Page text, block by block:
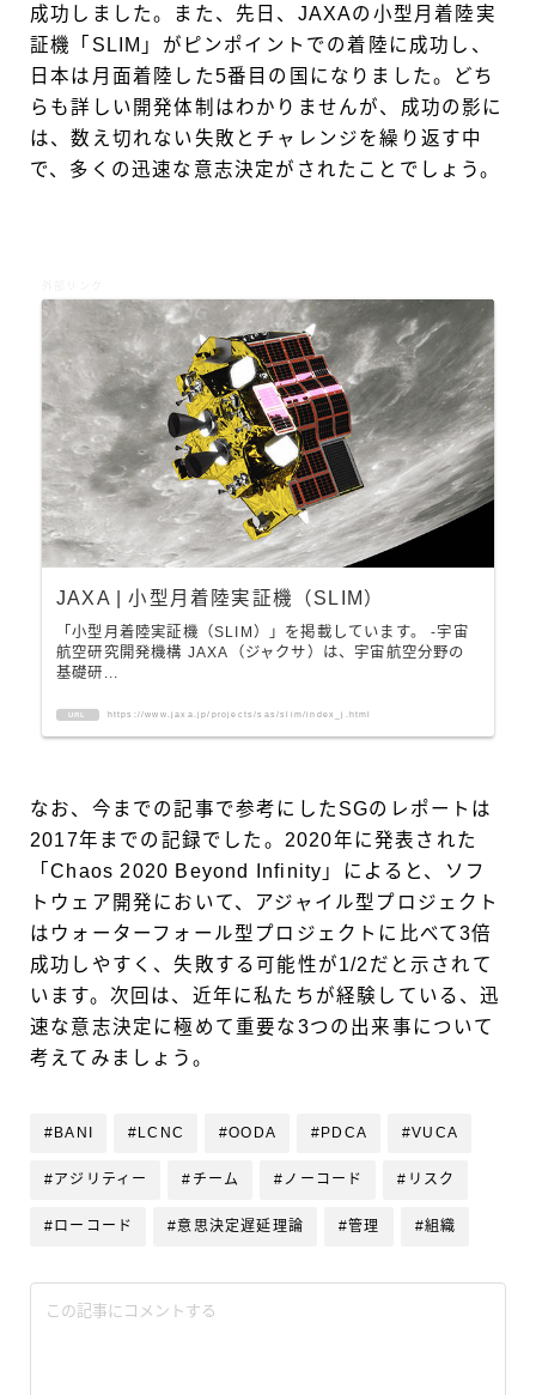
成功しました。また、先日、JAXAの小型月着陸実
証機「SLIM」がピンポイントでの着陸に成功し、
日本は月面着陸した5番目の国になりました。どち
らも詳しい開発体制はわかりませんが、成功の影に
は、数え切れない失敗とチャレンジを繰り返す中
で、多くの迅速な意志決定がされたことでしょう。
JAXA | 小型月着陸実証機（SLIM）
「小型月着陸実証機（SLIM）」を掲載しています。 -宇宙
航空研究開発機構 JAXA（ジャクサ）は、宇宙航空分野の
基礎研...
URL https://www.jaxa.jp/projects/sas/slim/index_j.html
なお、今までの記事で参考にしたSGのレポートは
2017年までの記録でした。2020年に発表された
「Chaos 2020 Beyond Infinity」によると、ソフ
トウェア開発において、アジャイル型プロジェクト
はウォーターフォール型プロジェクトに比べて3倍
成功しやすく、失敗する可能性が1/2だと示されて
います。次回は、近年に私たちが経験している、迅
速な意志決定に極めて重要な3つの出来事について
考えてみましょう。
#BANI #LCNC #OODA #PDCA #VUCA
#アジリティー #チーム #ノーコード #リスク
#ローコード #意思決定遅延理論 #管理 #組織